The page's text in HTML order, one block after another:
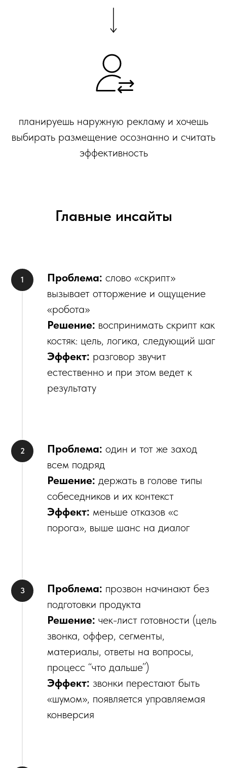
планируешь наружную рекламу и хочешь
выбирать размещение осознанно и считать
эффективность
Главные инсайты
Проблема: слово «скрипт»
вызывает отторжение и ощущение
«робота»
Решение: воспринимать скрипт как
костяк: цель, логика, следующий шаг
Эффект: разговор звучит
естественно и при этом ведет к
результату
Проблема: один и тот же заход
всем подряд
Решение: держать в голове типы
собеседников и их контекст
Эффект: меньше отказов «с
порога», выше шанс на диалог
Проблема: прозвон начинают без
подготовки продукта
Решение: чек-лист готовности (цель
звонка, оффер, сегменты,
материалы, ответы на вопросы,
процесс “что дальше”)
Эффект: звонки перестают быть
«шумом», появляется управляемая
конверсия